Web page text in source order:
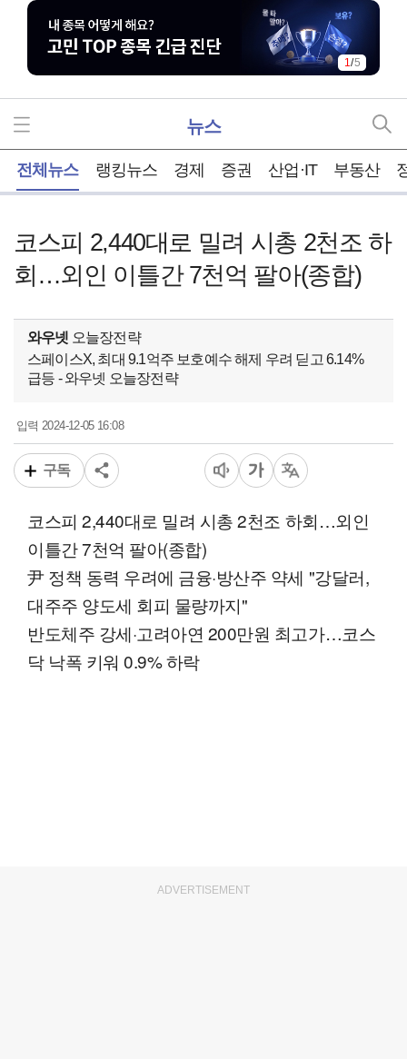
1/5
뉴스
전체뉴스 랭킹뉴스 경제 증권 산업·IT 부동산
코스피 2,440대로 밀려 시총 2천조 하
회…외인 이틀간 7천억 팔아(종합)
와우넷 오늘장전략
스페이스X, 최대 9.1억주 보호예수 해제 우려 딛고 6.14%
급등 - 와우넷 오늘장전략
입력2024-12-05 16:08
구독
코스피 2,440대로 밀려 시총 2천조 하회…외인
이틀간 7천억 팔아(종합)
尹 정책 동력 우려에 금융·방산주 약세 "강달러,
대주주 양도세 회피 물량까지"
반도체주 강세·고려아연 200만원 최고가…코스
닥 낙폭 키워 0.9% 하락
ADVERTISEMENT